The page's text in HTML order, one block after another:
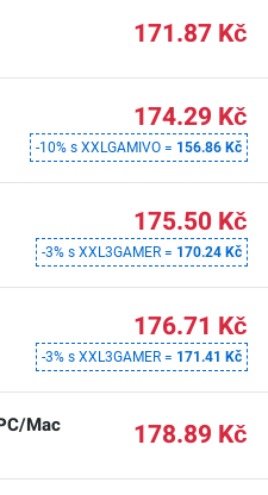
171.87 Kč
174.29 Kč
-10% s XXLGAMIVO = 156.86 Kč
175.50 Kč
-3% s XXL3GAMER = 170.24 Kč
176.71 Kč
-3% s XXL3GAMER = 171.41 Kč
Mac 178.89 Kč